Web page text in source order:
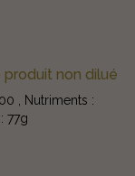
non dilué
, Nutriments :
77g